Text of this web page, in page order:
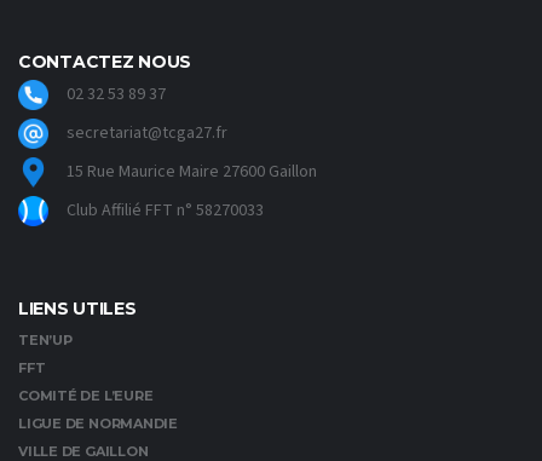
CONTACTEZ NOUS
02 32 53 89 37
secretariat@tcga27.fr
15 Rue Maurice Maire 27600 Gaillon
Club Affilié FFT n° 58270033
LIENS UTILES
TEN’UP
FFT
COMITÉ DE L’EURE
LIGUE DE NORMANDIE
VILLE DE GAILLON